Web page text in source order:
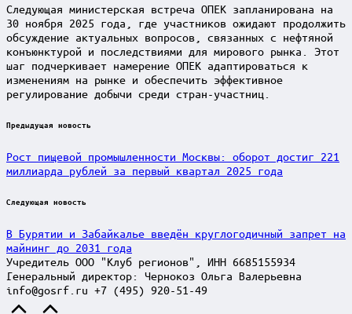
Следующая министерская встреча ОПЕК запланирована на
30 ноября 2025 года, где участников ожидают продолжить
обсуждение актуальных вопросов, связанных с нефтяной
конъюнктурой и последствиями для мирового рынка. Этот
шаг подчеркивает намерение ОПЕК адаптироваться к
изменениям на рынке и обеспечить эффективное
регулирование добычи среди стран-участниц.
Post
Предыдущая новость
Рост пищевой промышленности Москвы: оборот достиг 221
миллиарда рублей за первый квартал 2025 года
Следующая новость
В Бурятии и Забайкалье введён круглогодичный запрет на
майнинг до 2031 года
Учредитель ООО "Клуб регионов", ИНН 6685155934
Генеральный директор: Чернокоз Ольга Валерьевна
info@gosrf.ru +7 (495) 920-51-49